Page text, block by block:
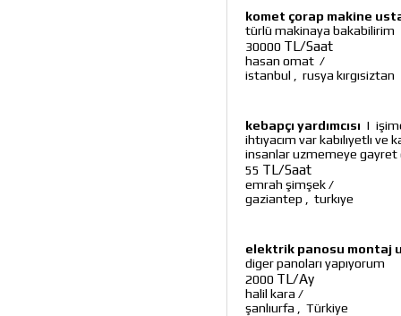
komet çorap makine
türlü makinaya bakabilirim
30000 TL/Saat
hasan omat /
istanbul
rusya kırgısiztan
kebapçı yardımcısı |
ihtıyacım var kabılıyetlı ve
insanlar uzmemeye gayret
55 TL/Saat
emrah şimşek/
gaziantep
turkıye
elektrik panosu montaj
diger panoları yapıyorum
2000 TL/Ay
halil kara /
şanlıurfa
Türkiye